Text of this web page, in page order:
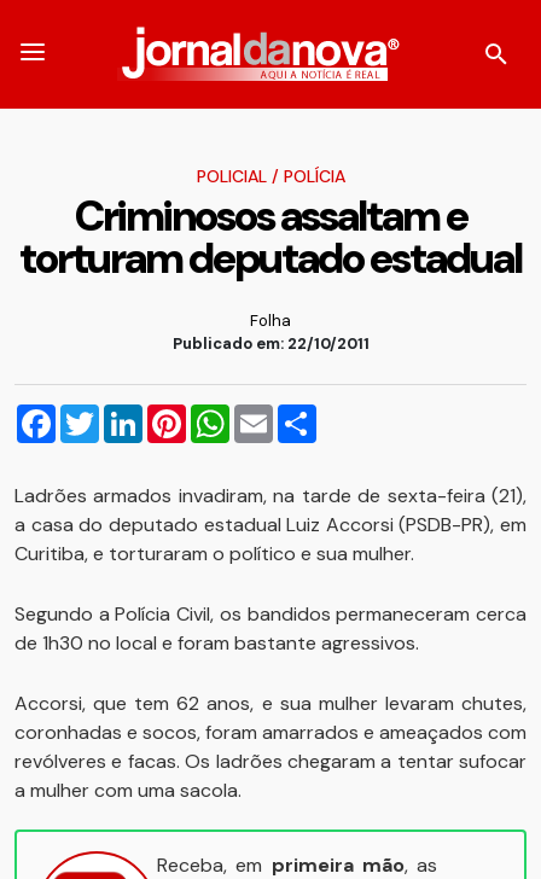
POLICIAL/ POLÍCIA
Criminosos assaltam e
torturam deputado estadual
Folha
Publicado em: 22/10/2011
Facebook
TwitterLinkedInPinterestWhatsApp
Email
Ladrões armados invadiram, na tarde de sexta-feira (21),
a casa do deputado estadual Luiz Accorsi (PSDB-PR), em
Curitiba, e torturaram o político e sua mulher.
Segundo a Polícia Civil, os bandidos permaneceram cerca
de 1h30 no local e foram bastante agressivos.
Accorsi, que tem 62 anos, e sua mulher levaram chutes,
coronhadas e socos, foram amarrados e ameaçados com
revólveres e facas. Os ladrões chegaram a tentar sufocar
a mulher com uma sacola.
Receba, em primeira mão, as